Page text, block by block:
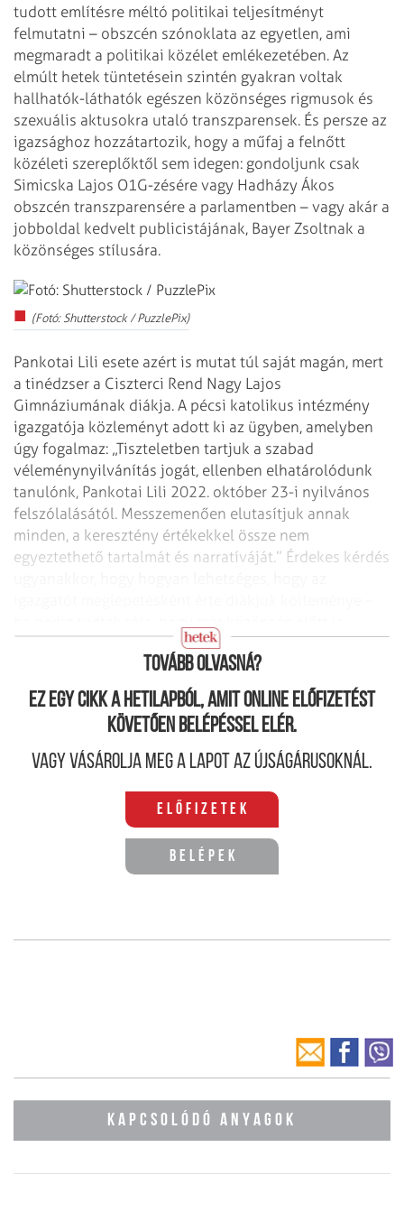
tudott említésre méltó politikai teljesítményt
felmutatni – obszcén szónoklata az egyetlen, ami
megmaradt a politikai közélet emlékezetében. Az
elmúlt hetek tüntetésein szintén gyakran voltak
hallhatók-láthatók egészen közönséges rigmusok és
szexuális aktusokra utaló transzparensek. És persze az
igazsághoz hozzátartozik, hogy a műfaj a felnőtt
közéleti szereplőktől sem idegen: gondoljunk csak
Simicska Lajos O1G-zésére vagy Hadházy Ákos
obszcén transzparensére a parlamentben – vagy akár a
jobboldal kedvelt publicistájának, Bayer Zsoltnak a
közönséges stílusára.
(Fotó: Shutterstock / PuzzlePix)
Pankotai Lili esete azért is mutat túl saját magán, mert
a tinédzser a Ciszterci Rend Nagy Lajos
Gimnáziumának diákja. A pécsi katolikus intézmény
igazgatója közleményt adott ki az ügyben, amelyben
úgy fogalmaz: „Tiszteletben tartjuk a szabad
véleménynyilvánítás jogát, ellenben elhatárolódunk
tanulónk, Pankotai Lili 2022. október 23-i nyilvános
felszólalásától. Messzemenően elutasítjuk annak
minden, a keresztény értékekkel össze nem
egyeztethető tartalmát és narratíváját.” Érdekes kérdés
szerepelt ezzel, akkor miért nem léptek eddig semmit.
Tovább olvasná?
Ez egy cikk a hetilapból, amit online előfizetést
követően belépéssel elér.
Vagy vásárolja meg a lapot az újságárusoknál.
Előfizetek
Belépek
KAPCSOLÓDÓ ANYAGOK